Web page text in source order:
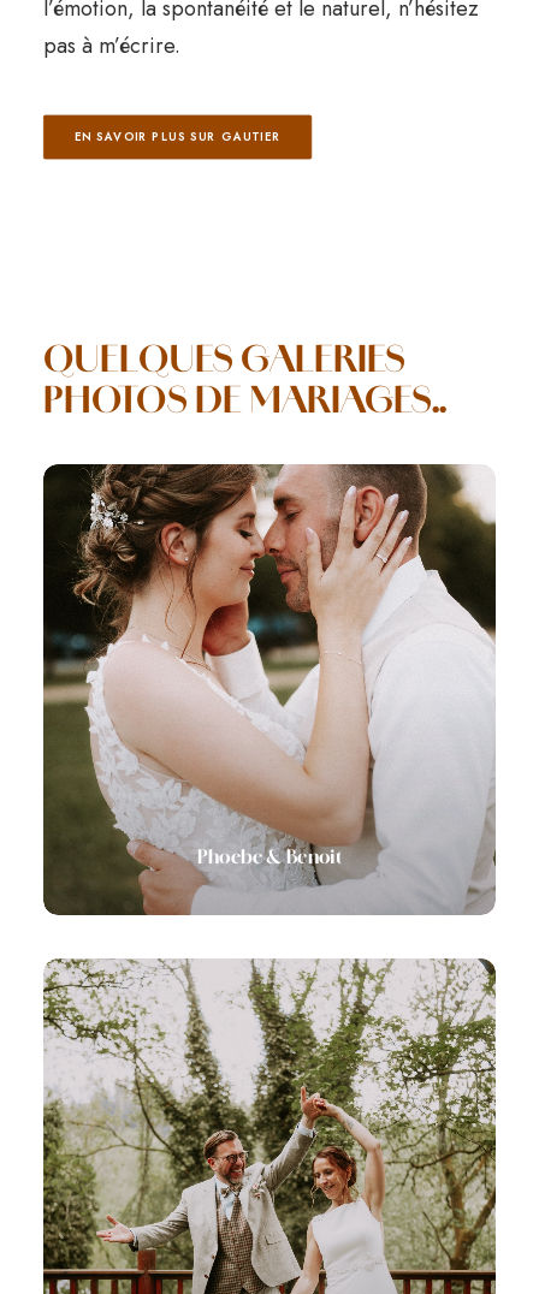
l’émotion, la spontanéité et le naturel, n’hésitez
pas à m’écrire.
EN SAVOIR PLUS SUR GAUTIER
QUELQUES GALERIES
PHOTOS DE MARIAGES..
Phoebe & Benoit